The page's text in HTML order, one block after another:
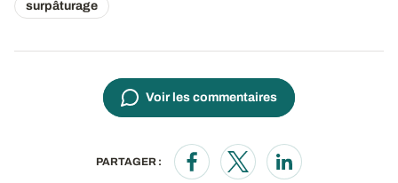
surpâturage
Voir les commentaires
PARTAGER :
Opens in a new window
Opens in a new window
Opens in a new